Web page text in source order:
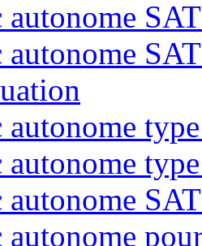
autonome
autonome